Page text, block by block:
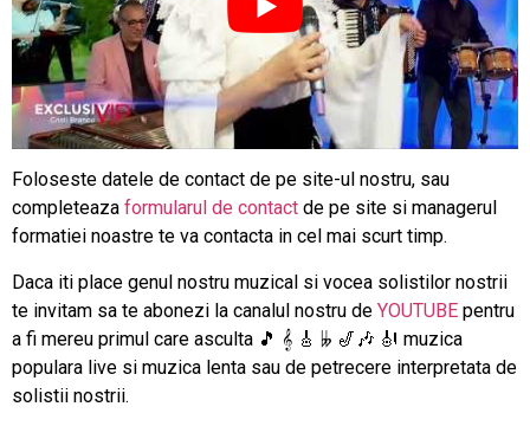
Foloseste datele de contact de pe site-ul nostru, sau
completeaza formularul de contact de pe site si managerul
formatiei noastre te va contacta in cel mai scurt timp.
Daca iti place genul nostru muzical si vocea solistilor nostrii
te invitam sa te abonezi la canalul nostru de YOUTUBE pentru
a fi mereu primul care asculta 🎵 𝄞 🎸 𝄫 🎷🎶 🎻 muzica
populara live si muzica lenta sau de petrecere interpretata de
solistii nostrii.